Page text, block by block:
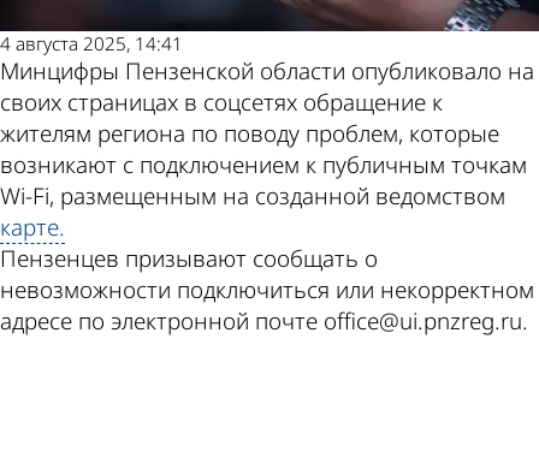
4 августа 2025, 14:41
Минцифры Пензенской области опубликовало на
своих страницах в соцсетях обращение к
жителям региона по поводу проблем, которые
возникают с подключением к публичным точкам
Wi-Fi, размещенным на созданной ведомством
карте.
Пензенцев призывают сообщать о
невозможности подключиться или некорректном
адресе по электронной почте office@ui.pnzreg.ru.